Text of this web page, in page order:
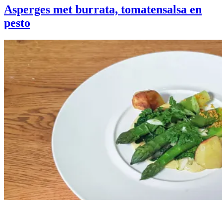
Asperges met burrata, tomatensalsa en
pesto